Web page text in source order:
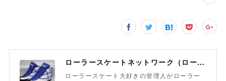
ローラースケートネットワーク（ローラースポーツネットワーク）
ローラースケート大好きの管理人がローラー